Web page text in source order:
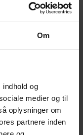
Om
og
medier og til
oplysninger om
partnere inden